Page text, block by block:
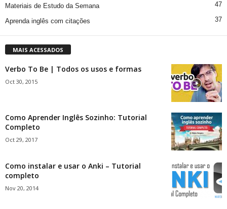
Materiais de Estudo da Semana 47
Aprenda inglês com citações 37
MAIS ACESSADOS
Verbo To Be | Todos os usos e formas
Oct 30, 2015
Como Aprender Inglês Sozinho: Tutorial
Completo
Oct 29, 2017
Como instalar e usar o Anki – Tutorial
completo
Nov 20, 2014